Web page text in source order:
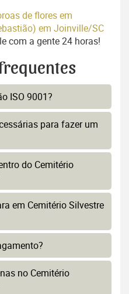
de flores em
em Joinville/SC
com a gente 24 horas!
ISO 9001?
para fazer um
do Cemitério
em Cemitério Silvestre
no Cemitério